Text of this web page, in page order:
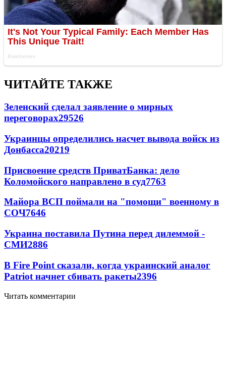
ЧИТАЙТЕ ТАКЖЕ
Зеленский сделал заявление о мирных
переговорах29526
Украинцы определились насчет вывода войск из
Донбасса20219
Присвоение средств ПриватБанка: дело
Коломойского направлено в суд7763
Майора ВСП поймали на "помощи" военному в
СОЧ7646
Украина поставила Путина перед дилеммой -
СМИ2886
В Fire Point сказали, когда украинский аналог
Patriot начнет сбивать ракеты2396
Читать комментарии